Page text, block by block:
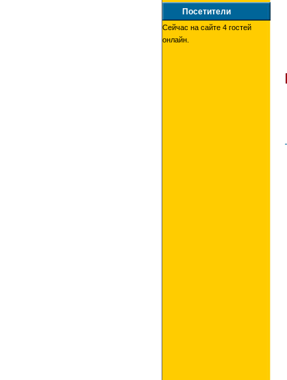
Посетители
Сейчас на сайте 4 гостей
онлайн.